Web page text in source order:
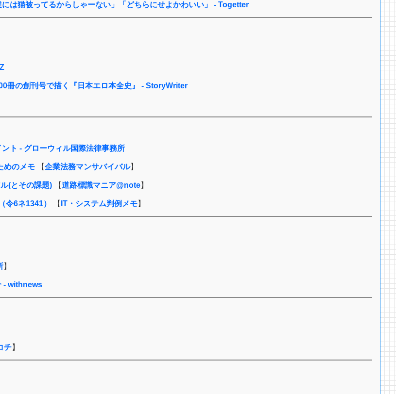
は猫被ってるからしゃーない」「どちらにせよかわいい」 - Togetter
の創刊号で描く『日本エロ本全史』 - StoryWriter
ト - グローウィル国際法律事務所
めのメモ 【企業法務マンサバイバル】
(とその課題) 【道路標識マニア@note】
令6ネ1341） 【 IT・システム判例メモ】
】
- withnews
チ】